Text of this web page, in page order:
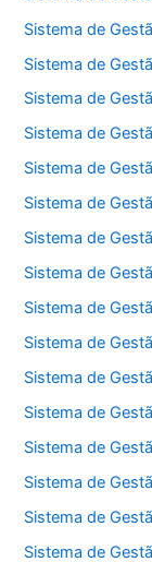
Sistema de
Sistema de
Sistema de
Sistema de
Sistema de
Sistema de
Sistema de
Sistema de
Sistema de
Sistema de
Sistema de
Sistema de
Sistema de
Sistema de
Sistema de
Sistema de